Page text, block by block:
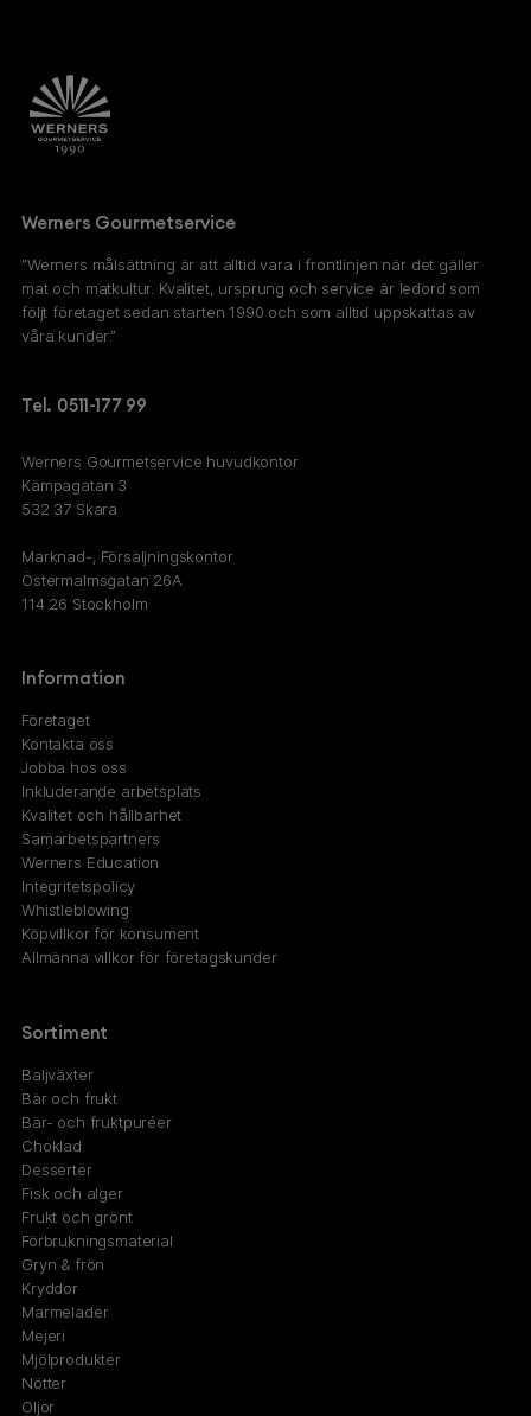
Werners Gourmetservice
”Werners målsättning är att alltid vara i frontlinjen när det gäller
mat och matkultur. Kvalitet, ursprung och service är ledord som
följt företaget sedan starten 1990 och som alltid uppskattas av
våra kunder.”
Tel. 0511-177 99
Werners Gourmetservice huvudkontor
Kämpagatan 3
532 37 Skara
Marknad-, Försäljningskontor
Östermalmsgatan 26A
114 26 Stockholm
Information
Företaget
Kontakta oss
Jobba hos oss
Inkluderande arbetsplats
Kvalitet och hållbarhet
Samarbetspartners
Werners Education
Integritetspolicy
Whistleblowing
Köpvillkor för konsument
Allmänna villkor för företagskunder
Sortiment
Baljväxter
Bär och frukt
Bär- och fruktpuréer
Choklad
Desserter
Fisk och alger
Frukt och grönt
Förbrukningsmaterial
Gryn & frön
Kryddor
Marmelader
Mejeri
Mjölprodukter
Nötter
Oljor